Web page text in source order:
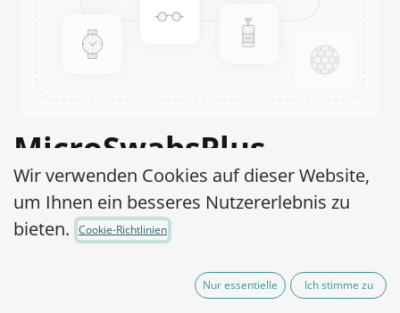
MicroSwabsPlus
Microsporum canis
ATCC® 11621™
exkl. MwSt.
Wir verwenden Cookies auf dieser Website,
um Ihnen ein besseres Nutzererlebnis zu
bieten.
Cookie-Richtlinien
Nur essentielle Ich stimme zu